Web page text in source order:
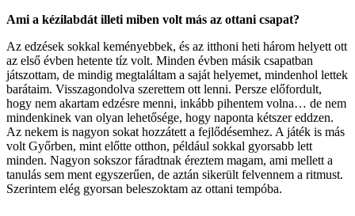
Ami a kézilabdát illeti miben volt más az ottani csapat?
Az edzések sokkal keményebbek, és az itthoni heti három helyett ott
az első évben hetente tíz volt. Minden évben másik csapatban
játszottam, de mindig megtaláltam a saját helyemet, mindenhol lettek
barátaim. Visszagondolva szerettem ott lenni. Persze előfordult,
hogy nem akartam edzésre menni, inkább pihentem volna… de nem
mindenkinek van olyan lehetősége, hogy naponta kétszer eddzen.
Az nekem is nagyon sokat hozzátett a fejlődésemhez. A játék is más
volt Győrben, mint előtte otthon, például sokkal gyorsabb lett
minden. Nagyon sokszor fáradtnak éreztem magam, ami mellett a
tanulás sem ment egyszerűen, de aztán sikerült felvennem a ritmust.
Szerintem elég gyorsan beleszoktam az ottani tempóba.